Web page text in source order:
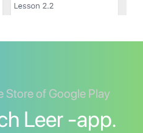
Store of Google Play
Leer -app.